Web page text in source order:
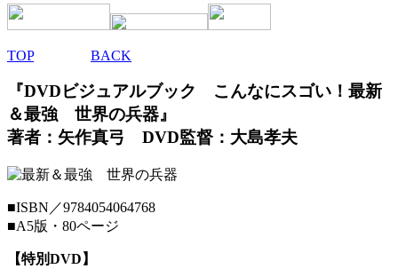
TOP BACK
『DVDビジュアルブック こんなにスゴい！ 最新
＆最強 世界の兵器』
著者：矢作真弓 DVD監督：大島孝夫
■ISBN／9784054064768
■A5版・80ページ
【特別DVD】